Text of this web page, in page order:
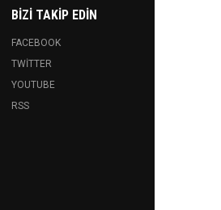
BIZI TAKIP EDIN
FACEBOOK
TWITTER
YOUTUBE
RSS